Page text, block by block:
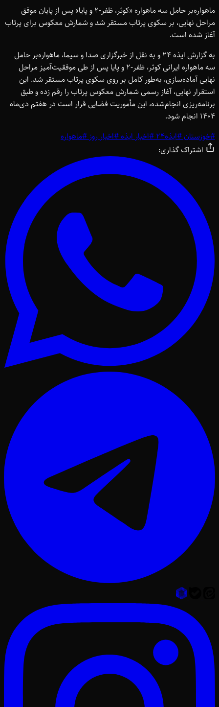
ماهواره‌بر حامل سه ماهواره «کوثر، ظفر-2 و پایا» پس از پایان موفق
مراحل نهایی، بر سکوی پرتاب مستقر شد و شمارش معکوس برای پرتاب
آغاز شده است.
به گزارش ایذه 24 و به نقل از خبرگزاری صدا و سیما، ماهواره‌بر حامل
سه ماهواره ایرانی کوثر، ظفر-2 و پایا پس از طی موفقیت‌آمیز مراحل
نهایی آماده‌سازی، به‌طور کامل بر روی سکوی پرتاب مستقر شد. این
استقرار نهایی، آغاز رسمی شمارش معکوس پرتاب را رقم زده و طبق
برنامه‌ریزی انجام‌شده، این مأموریت فضایی قرار است در هفتم دی‌ماه
1404 انجام شود.
#خوزستان#ایذه24 #اخبار ایذه#اخبار روز#ماهواره
اشتراک گذاری: